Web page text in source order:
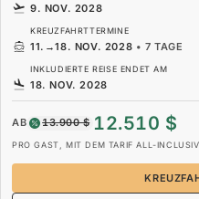
9. NOV. 2028
KREUZFAHRTTERMINE
11. →18. NOV. 2028 •7 TAGE
INKLUDIERTE REISE ENDET AM
18. NOV. 2028
AB 13.900 $ 12.510 $
PRO GAST, MIT DEM TARIF ALL-